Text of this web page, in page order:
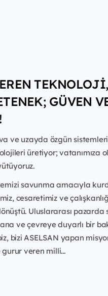
GÜVEN
ve uzayda özgün
üretiyor; vatanımıza
savunma amacıyla
cesaretimiz ve
Uluslararası pazarda
ve çevreye duyarlı bir
bizi ASELSAN yapan
veren milli...